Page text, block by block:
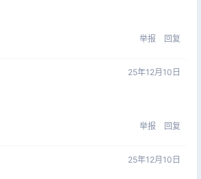
举报 回复
25年12月10日
举报 回复
25年12月10日